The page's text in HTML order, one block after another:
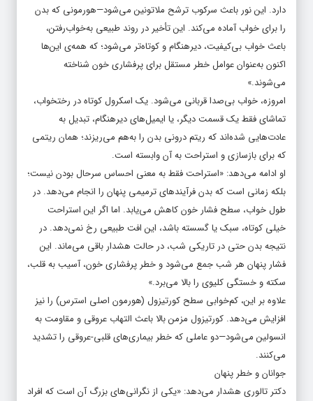
دارد. این نور باعث سرکوب ترشح ملاتونین می‌شود—هورمونی که بدن
را برای خواب آماده می‌کند. این تأخیر در روند طبیعی به‌خواب‌رفتن،
باعث خواب بی‌کیفیت، دیرهنگام و کوتاه‌تر می‌شود؛ که همه‌ی این‌ها
اکنون به‌عنوان عوامل خطر مستقل برای پرفشاری خون شناخته
می‌شوند.»
امروزه، خواب بی‌صدا قربانی می‌شود. یک اسکرول کوتاه در رختخواب،
تماشای فقط یک قسمت دیگر، یا ایمیل‌های دیرهنگام، تبدیل به
عادت‌هایی شده‌اند که ریتم درونی بدن را به‌هم می‌ریزند؛ همان ریتمی
که برای بازسازی و استراحت به آن وابسته است.
او ادامه می‌دهد: «استراحت فقط به معنی احساس سرحال بودن نیست؛
بلکه زمانی است که بدن فرآیندهای ترمیمی پنهان را انجام می‌دهد. در
طول خواب، سطح فشار خون کاهش می‌یابد. اما اگر این استراحت
خیلی کوتاه، سبک یا گسسته باشد، این افت طبیعی رخ نمی‌دهد. در
نتیجه بدن حتی در تاریکی شب، در حالت هشدار باقی می‌ماند. این
فشار پنهان هر شب جمع می‌شود و خطر پرفشاری خون، آسیب به قلب،
سکته و خستگی کلیوی را بالا می‌برد.»
علاوه بر این، کم‌خوابی سطح کورتیزول (هورمون اصلی استرس) را نیز
افزایش می‌دهد. کورتیزول مزمن بالا باعث التهاب عروقی و مقاومت به
انسولین می‌شود—دو عاملی که خطر بیماری‌های قلبی-عروقی را تشدید
می‌کنند.
جوانان و خطر پنهان
دکتر تالوری هشدار می‌دهد: «یکی از نگرانی‌های بزرگ آن است که افراد